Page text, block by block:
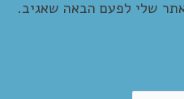
שלי לפעם הבאה שאגיב.